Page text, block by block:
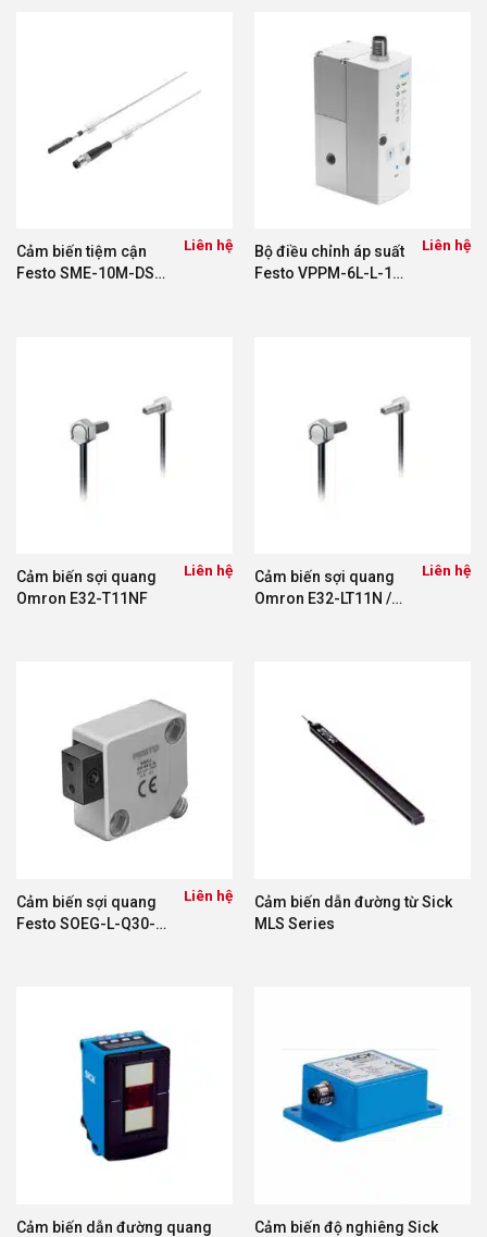
Cảm biến tiệm cận
Festo SME-10M-DS-
Liên hệ
Bộ điều chỉnh áp suất
Festo VPPM-6L-L-1-
Liên hệ
Cảm biến sợi quang
Omron E32-T11NF
Liên hệ
Cảm biến sợi quang
Omron E32-LT11N /
Liên hệ
Cảm biến sợi quang
Festo SOEG-L-Q30-
Liên hệ
Cảm biến dẫn đường từ Sick
MLS Series
Cảm biến dẫn đường quang
Cảm biến độ nghiêng Sick